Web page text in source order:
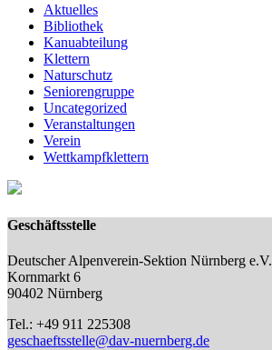
Aktuelles
Bibliothek
Kanuabteilung
Klettern
Naturschutz
Seniorengruppe
Uncategorized
Veranstaltungen
Verein
Wettkampfklettern
Geschäftsstelle
Deutscher Alpenverein-Sektion Nürnberg e.V.
Kornmarkt 6
90402 Nürnberg
Tel.: +49 911 225308
geschaeftsstelle@dav-nuernberg.de